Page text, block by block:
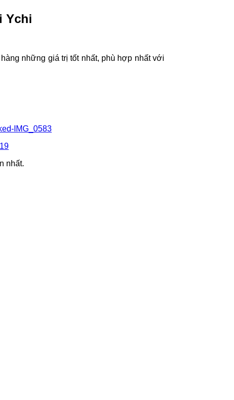
Ychi
những giá trị tốt nhất, phù hợp nhất với
nhất.